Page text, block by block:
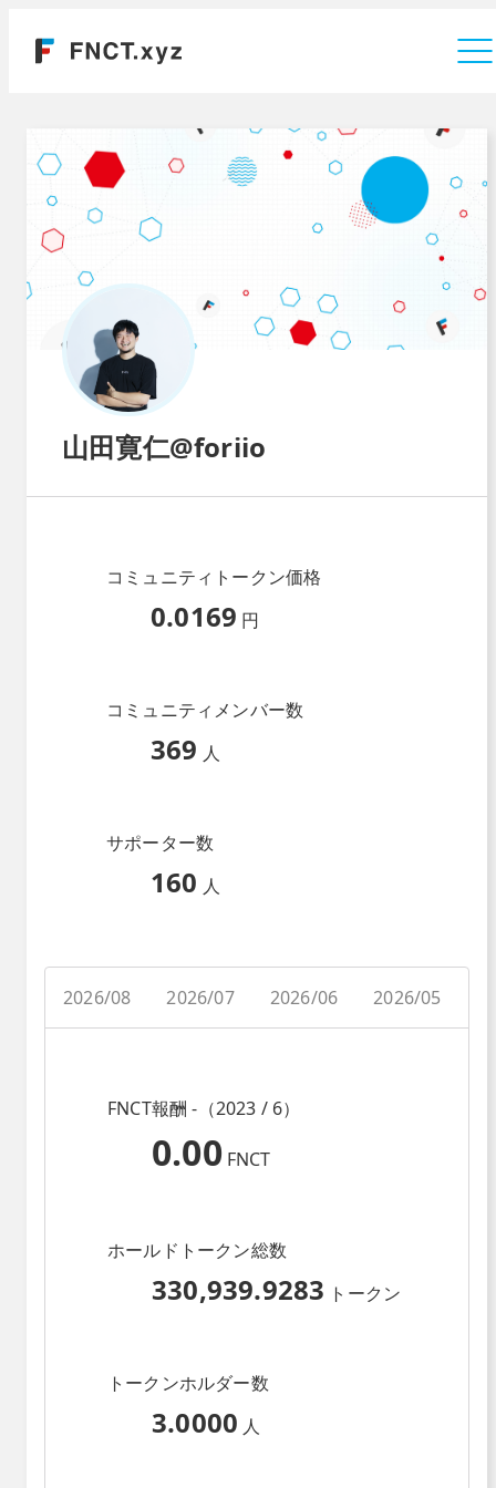
山田寛仁@foriio
コミュニティトークン価格
0.0169 円
コミュニティメンバー数
369 人
サポーター数
160 人
2026/08 2026/07 2026/06 2026/05
FNCT報酬 -（2023 / 6）
0.00 FNCT
ホールドトークン総数
330,939.9283 トークン
トークンホルダー数
3.0000 人